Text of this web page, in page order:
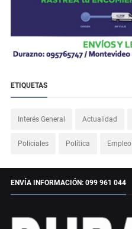
ETIQUETAS
Interés General Actualidad
Policiales Política Empleo
ENVÍA INFORMACIÓN: 099 961 044